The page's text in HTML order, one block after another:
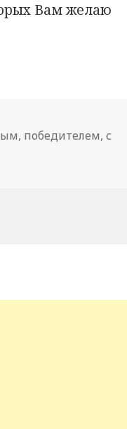
Вам желаю
, победителем,с